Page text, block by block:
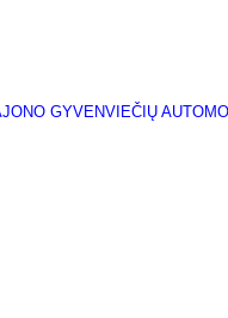
GYVENVIEČIŲ